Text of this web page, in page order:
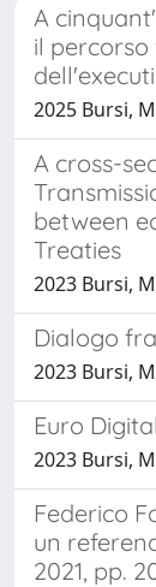
A
il
2025 Bursi,
A cross-
between
Treaties
2023 Bursi,
Dialogo
2023 Bursi,
Euro
2023 Bursi,
Federico
un
2021, pp.